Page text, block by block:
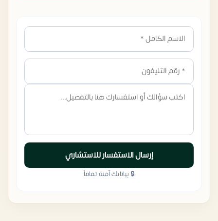
إرسال الاستفسار للاستشاري
🔒 بياناتك آمنة تماماً